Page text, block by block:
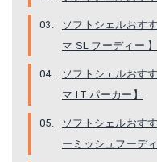
ソフトシェルおす
マ SL フーディー 】
ソフトシェルおす
マ LT パーカー】
ソフトシェルおす
ーミッシュフーディ
楽天で詳細を見る
L-Breathで見る